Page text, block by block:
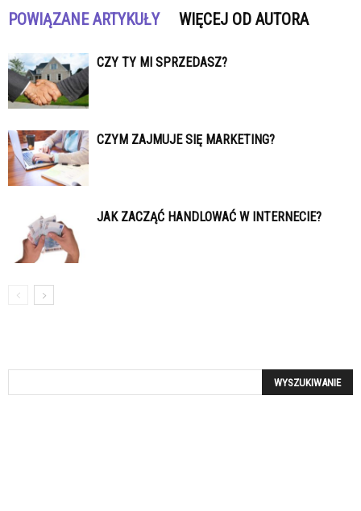
POWIĄZANE ARTYKUŁY WIĘCEJ OD AUTORA
CZY TY MI SPRZEDASZ?
CZYM ZAJMUJE SIĘ MARKETING?
JAK ZACZĄĆ HANDLOWAĆ W INTERNECIE?